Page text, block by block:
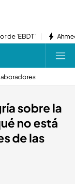
de 'EBDT'
sobre la
no está
de las